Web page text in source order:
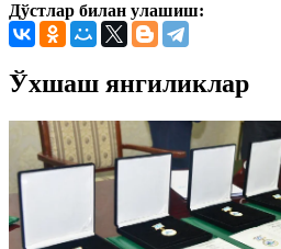
Дўстлар билан улашиш:
Ўхшаш янгиликлар